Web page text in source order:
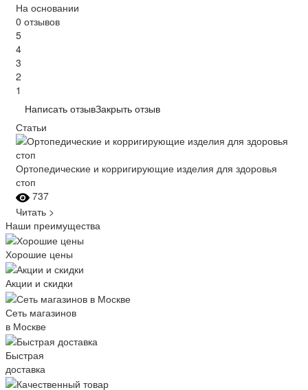
На основании
0 отзывов
5
4
3
2
1
Написать отзывЗакрыть отзыв
Статьи
Ортопедические и корригирующие изделия для здоровья
стоп
737
Читать >
Наши преимущества
Хорошие цены
Акции и скидки
Сеть магазинов
в Москве
Быстрая
доставка